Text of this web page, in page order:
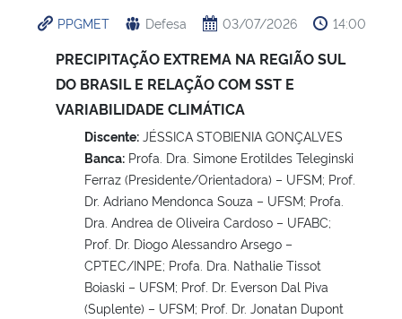
PPGMET Defesa 03/07/2026 14:00
PRECIPITAÇÃO EXTREMA NA REGIÃO SUL
DO BRASIL E RELAÇÃO COM SST E
VARIABILIDADE CLIMÁTICA
Discente: JÉSSICA STOBIENIA GONÇALVES
Banca: Profa. Dra. Simone Erotildes Teleginski
Ferraz (Presidente/Orientadora) – UFSM; Prof.
Dr. Adriano Mendonca Souza – UFSM; Profa.
Dra. Andrea de Oliveira Cardoso – UFABC;
Prof. Dr. Diogo Alessandro Arsego –
CPTEC/INPE; Profa. Dra. Nathalie Tissot
Boiaski – UFSM; Prof. Dr. Everson Dal Piva
(Suplente) – UFSM; Prof. Dr. Jonatan Dupont